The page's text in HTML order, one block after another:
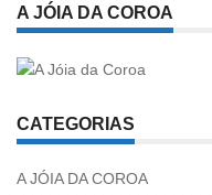
publicações
A JÓIA DA COROA
CATEGORIAS
A JÓIA DA COROA